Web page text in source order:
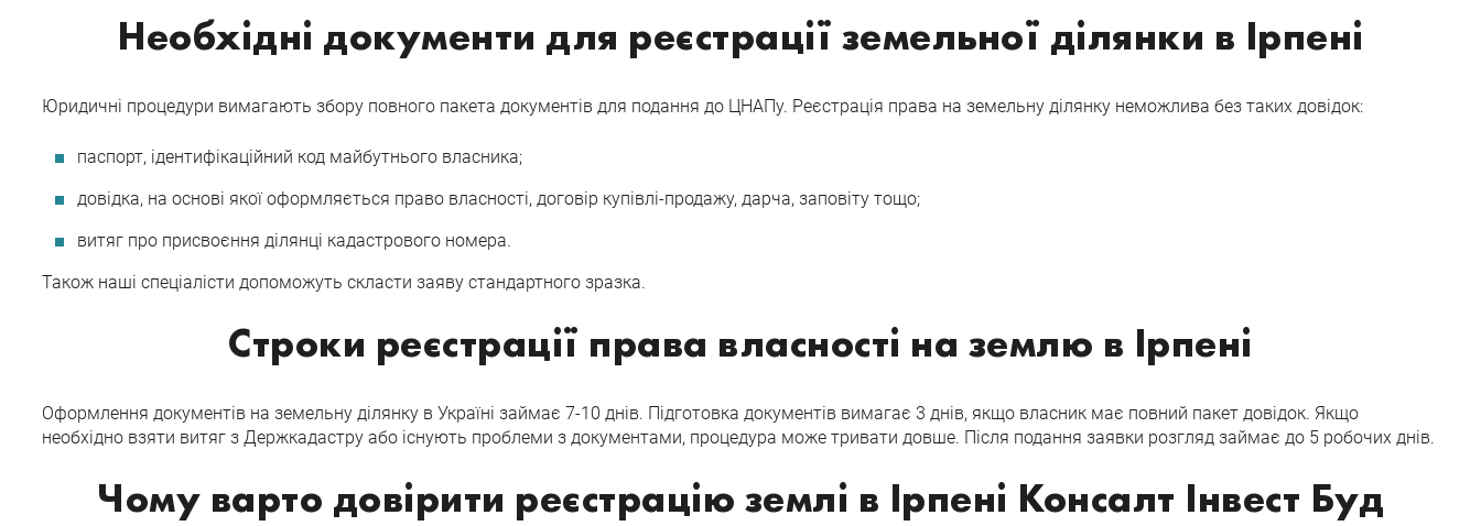
Необхідні документи для реєстрації земельної ділянки в Ірпені
Юридичні процедури вимагають збору повного пакета документів для подання до ЦНАПу. Реєстрація права на земельну ділянку неможлива без таких довідок:
паспорт, ідентифікаційний код майбутнього власника;
довідка, на основі якої оформляється право власності, договір купівлі-продажу, дарча, заповіту тощо;
витяг про присвоєння ділянці кадастрового номера.
Також наші спеціалісти допоможуть скласти заяву стандартного зразка.
Строки реєстрації права власності на землю в Ірпені
Оформлення документів на земельну ділянку в Україні займає 7-10 днів. Підготовка документів вимагає 3 днів, якщо власник має повний пакет довідок. Якщо
необхідно взяти витяг з Держкадастру або існують проблеми з документами, процедура може тривати довше. Після подання заявки розгляд займає до 5 робочих днів.
Чому варто довірити реєстрацію землі в Ірпені Консалт Інвест Буд